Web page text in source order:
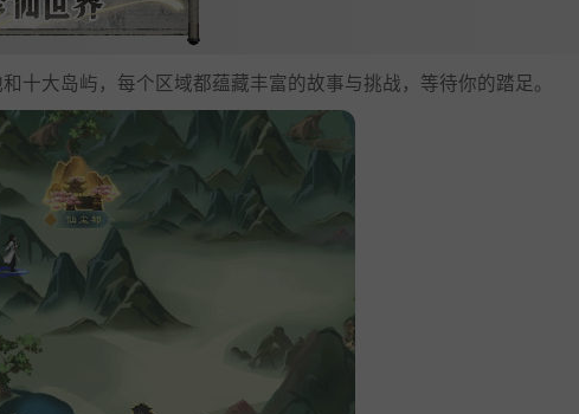
十大岛屿，每个区域都蕴藏丰富的故事与挑战，等待你的踏足。